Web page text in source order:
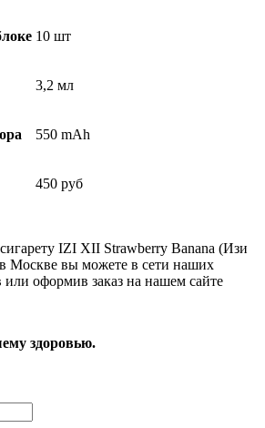
10 шт
3,2 мл
550 mAh
450 руб
IZI XII Strawberry Banana (Изи
Москве вы можете в сети наших
оформив заказ на нашем сайте
здоровью.
₽.